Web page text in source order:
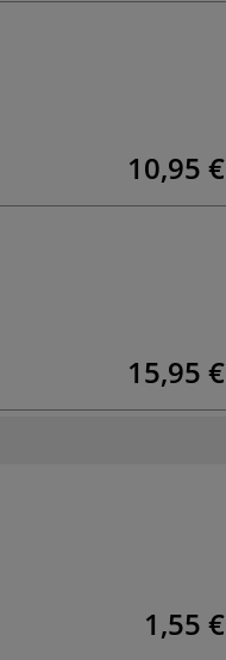
10,95 €
15,95 €
1,55 €